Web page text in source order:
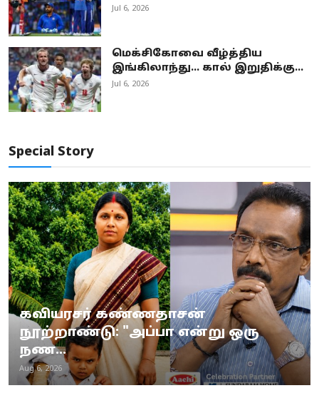
Jul 6, 2026
மெக்சிகோவை வீழ்த்திய
இங்கிலாந்து... கால் இறுதிக்கு...
Jul 6, 2026
Special Story
கவியரசர் கண்ணதாசன்
நூற்றாண்டு: "அப்பா என்று ஒரு
நண...
Aug 6, 2026